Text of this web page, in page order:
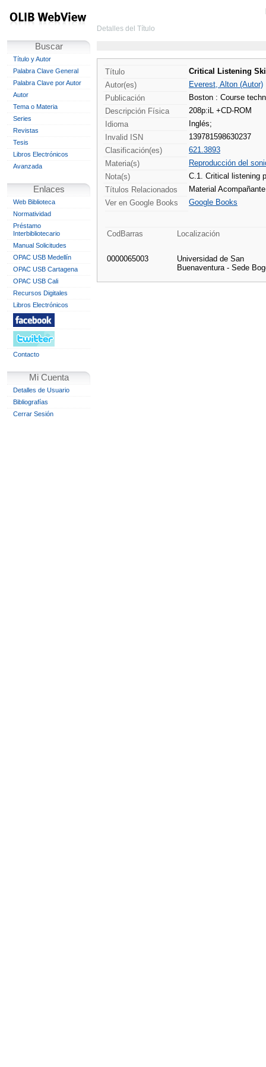
Buscar
Título y Autor
Palabra Clave General
Palabra Clave por Autor
Autor
Tema o Materia
Series
Revistas
Tesis
Libros Electrónicos
Avanzada
Enlaces
Web Biblioteca
Normatividad
Préstamo
Interbibliotecario
Manual Solicitudes
OPAC USB Medellín
OPAC USB Cartagena
OPAC USB Cali
Recursos Digitales
Libros Electrónicos
Contacto
Mi Cuenta
Detalles de Usuario
Bibliografías
Cerrar Sesión
Detalles del Título
Título
Critical Listening
Autor(es)
Everest, Alton (Autor)
Publicación
Boston : Course
Descripción Física
208p:iL +CD-ROM
Idioma
Inglés;
Invalid ISN
139781598630237
Clasificación(es)
621.3893
Materia(s)
Reproducción del
Nota(s)
C.1. Critical listening
Títulos Relacionados
Material
Ver en Google Books
Google Books
CodBarras Localización
0000065003
Universidad de San
Buenaventura - Sede